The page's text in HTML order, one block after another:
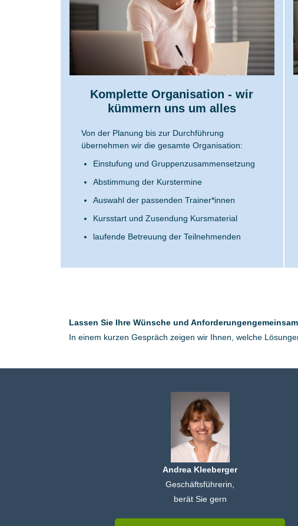
Komplette Organisation - wir
kümmern uns um alles
Von der Planung bis zur Durchführung
übernehmen wir die gesamte Organisation:
Einstufung und Gruppenzusammensetzung
Abstimmung der Kurstermine
Auswahl der passenden Trainer*innen
Kursstart und Zusendung Kursmaterial
laufende Betreuung der Teilnehmenden
Lassen Sie Ihre Wünsche und
In einem kurzen Gespräch zeigen wir Ihnen, welche
Andrea Kleeberger
Geschäftsführerin,
berät Sie gern